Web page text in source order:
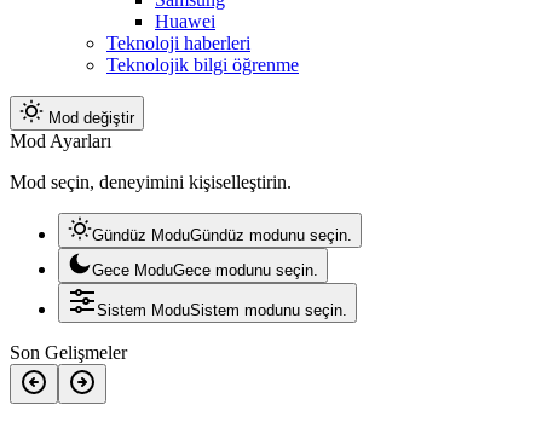
Huawei
Teknoloji haberleri
Teknolojik bilgi öğrenme
Mod değiştir
Mod Ayarları
Mod seçin, deneyimini kişiselleştirin.
Gündüz ModuGündüz modunu seçin.
Gece ModuGece modunu seçin.
Sistem ModuSistem modunu seçin.
Son Gelişmeler